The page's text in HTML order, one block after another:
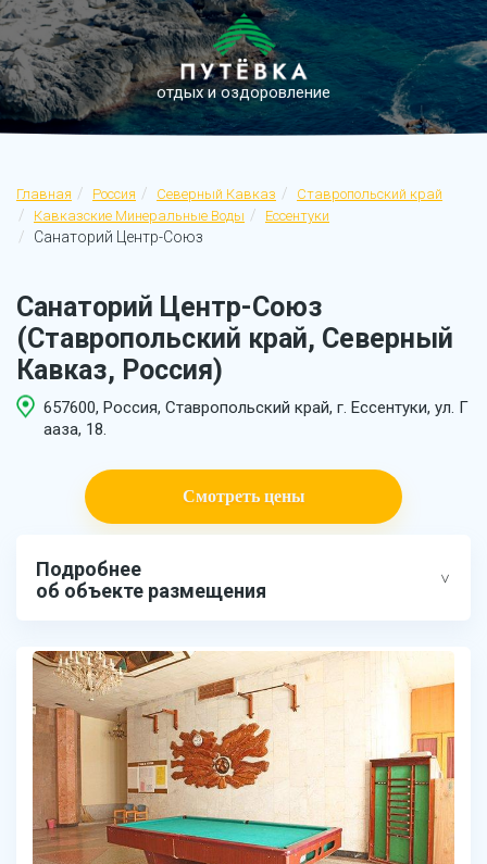
отдых и оздоровление
Главная Россия Северный Кавказ
Ставропольский край
Кавказские Минеральные Воды
Ессентуки
Санаторий Центр-Союз
Санаторий Центр-Союз
(Ставропольский край, Северный
Кавказ, Россия)
657600, Россия, Ставропольский край, г. Ессентуки, ул. Г
ааза, 18.
Смотреть цены
Подробнее
об объекте размещения